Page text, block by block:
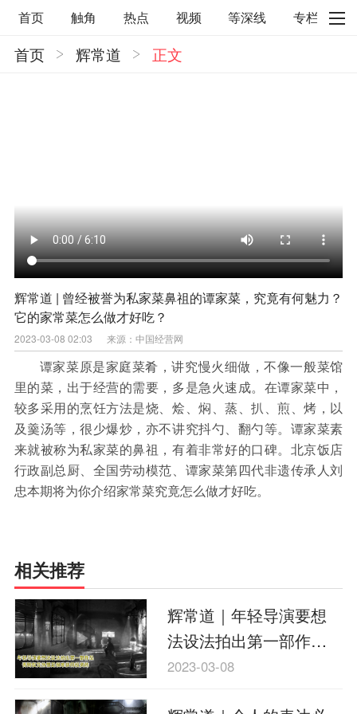
首页 触角 热点 视频 等深线 专栏
直观 见智财经
环球企业沉浮录
区域经济
科技 汽车
房地产建材
能源化工
家电家居 航旅交运
案例
医药健康
文娱 体育 消费
银行
理财
资本市场 资管
保险
金融市场 智库
新域实验室
今日快评
我们来补课
图说
与老板对话
家族企业
品牌活动
金融科技
数据要素 城投
党建
企业快讯
智造
首页 辉常道 正文
辉常道 | 曾经被誉为私家菜鼻祖的谭家菜，究竟有何魅力？
它的家常菜怎么做才好吃？
2023-03-08 02:03 来源：中国经营网
谭家菜原是家庭菜肴，讲究慢火细做，不像一般菜馆
里的菜，出于经营的需要，多是急火速成。在谭家菜中，
较多采用的烹饪方法是烧、烩、焖、蒸、扒、煎、烤，以
及羹汤等，很少爆炒，亦不讲究抖勺、翻勺等。谭家菜素
来就被称为私家菜的鼻祖，有着非常好的口碑。北京饭店
行政副总厨、全国劳动模范、谭家菜第四代非遗传承人刘
忠本期将为你介绍家常菜究竟怎么做才好吃。
相关推荐
辉常道｜年轻导演要想
法设法拍出第一部作品
否则仅凭热情是很难获
2023-03-08